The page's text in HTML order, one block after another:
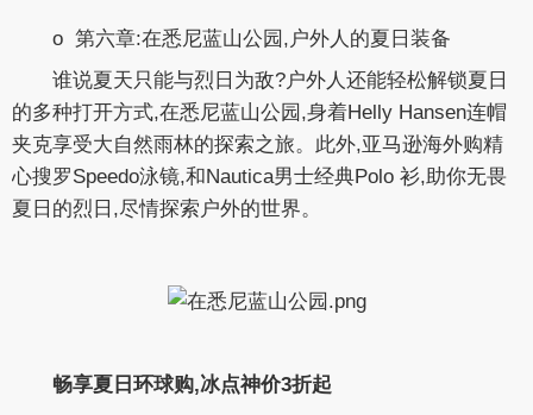
o 第六章:在悉尼蓝山公园,户外人的夏日装备
谁说夏天只能与烈日为敌?户外人还能轻松解锁夏日
的多种打开方式,在悉尼蓝山公园,身着Helly Hansen连帽
夹克享受大自然雨林的探索之旅。此外,亚马逊海外购精
心搜罗Speedo泳镜,和Nautica男士经典Polo 衫,助你无畏
夏日的烈日,尽情探索户外的世界。
畅享夏日 环球购,冰点神价3折起